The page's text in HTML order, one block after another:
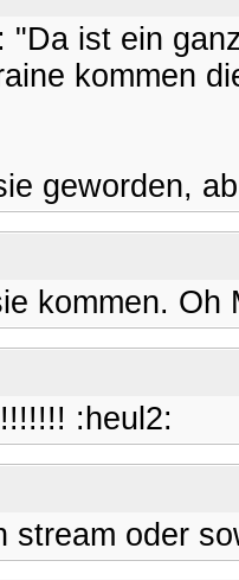
"Da ist ein
kommen
geworden,
kommen. Oh
:heul2:
stream oder